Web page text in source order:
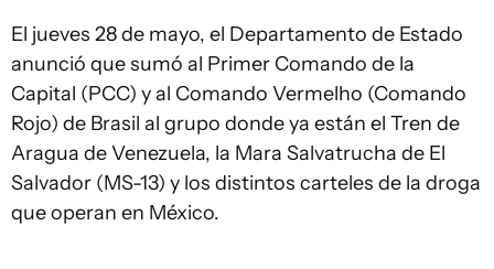
El jueves 28 de mayo, el Departamento de Estado
anunció que sumó al Primer Comando de la
Capital (PCC) y al Comando Vermelho (Comando
Rojo) de Brasil al grupo donde ya están el Tren de
Aragua de Venezuela, la Mara Salvatrucha de El
Salvador (MS-13) y los distintos carteles de la droga
que operan en México.